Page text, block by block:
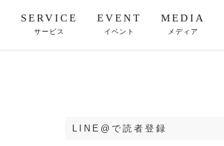
SERVICE
サービス
EVENT
イベント
MEDIA
メディア
LINE@で読者登録